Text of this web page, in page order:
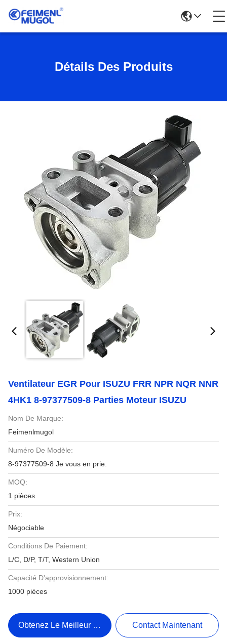
Détails Des Produits
Ventilateur EGR Pour ISUZU FRR NPR NQR NNR
4HK1 8-97377509-8 Parties Moteur ISUZU
Nom De Marque:
Feimenlmugol
Numéro De Modèle:
8-97377509-8 Je vous en prie.
MOQ:
1 pièces
Prix:
Négociable
Conditions De Paiement:
L/C, D/P, T/T, Western Union
Capacité D'approvisionnement:
1000 pièces
Obtenez Le Meilleur Prix Contact Maintenant